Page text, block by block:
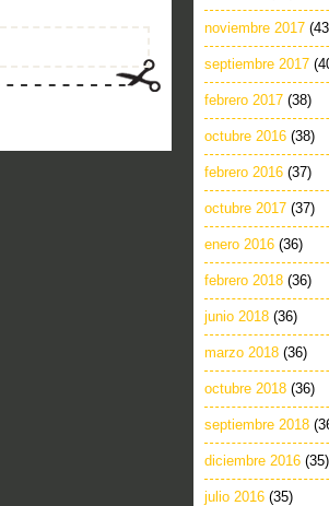
noviembre 2017
septiembre 2017
febrero 2017 (38)
octubre 2016 (38)
febrero 2016 (37)
octubre 2017 (37)
enero 2016 (36)
febrero 2018 (36)
junio 2018 (36)
marzo 2018 (36)
octubre 2018 (36)
septiembre 2018
diciembre 2016 (35)
julio 2016 (35)